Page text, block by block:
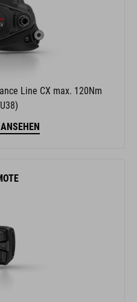
Line CX max. 120Nm